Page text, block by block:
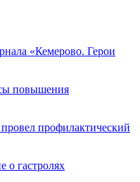
«Кемерово. Герои
повышения
провел профилактический
о гастролях